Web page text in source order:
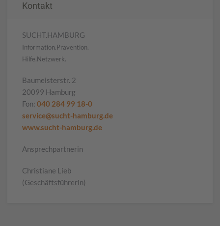
Kontakt
SUCHT.HAMBURG
Information.Prävention.
Hilfe.Netzwerk.
Baumeisterstr. 2
20099 Hamburg
Fon: 040 284 99 18-0
service@sucht-hamburg.de
www.sucht-hamburg.de
Ansprechpartnerin
Christiane Lieb
(Geschäftsführerin)